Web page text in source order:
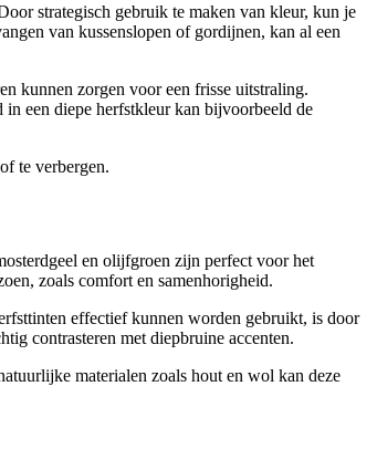
strategisch gebruik te maken van kleur, kun je
van kussenslopen of gordijnen, kan al een
kunnen zorgen voor een frisse uitstraling.
in een diepe herfstkleur kan bijvoorbeeld de
te verbergen.
en olijfgroen zijn perfect voor het
zoals comfort en samenhorigheid.
effectief kunnen worden gebruikt, is door
contrasteren met diepbruine accenten.
materialen zoals hout en wol kan deze